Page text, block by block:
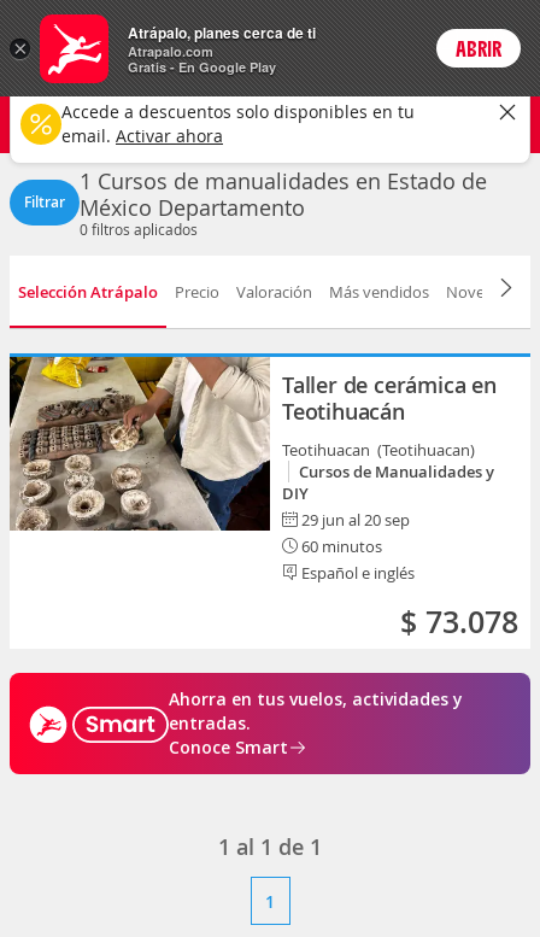
Actividades Login
Estado de México
Cursos de Manualidades y DIY Cualquier fecha
CAMBIAR
Filtrar
1 Cursos de manualidades en Estado de
México Departamento
0filtros aplicados
Selección Atrápalo Precio Valoración Más vendidos Novedad
Taller de cerámica en
Teotihuacán
Teotihuacan (Teotihuacan)
Cursos de Manualidades y
DIY
29 jun al 20 sep
60 minutos
Español e inglés
$ 73.078
Ahorra en tus vuelos, actividades y
entradas.
Conoce Smart
1 al 1 de 1
1
×
Atrápalo, planes cerca de ti
Atrapalo.com
Gratis - En Google Play
ABRIR
Accede a descuentos solo disponibles en tu
email. Activar ahora